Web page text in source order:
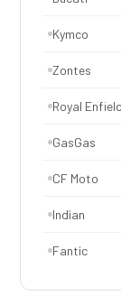
Kymco
Zontes
Royal Enfield
GasGas
CF Moto
Indian
Fantic